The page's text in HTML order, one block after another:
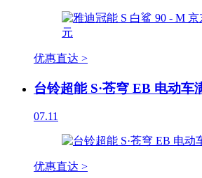
优惠直达 >
台铃超能 S·苍穹 EB 电动车
07.11
优惠直达 >